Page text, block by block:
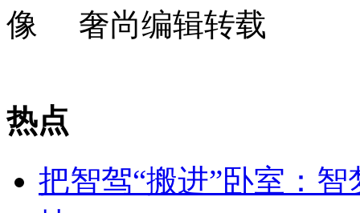
奢尚编辑转载
热点
把智驾“搬进”卧室：